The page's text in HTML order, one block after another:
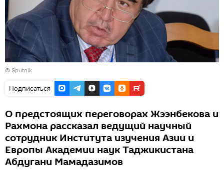
© Sputnik
Подписаться
О предстоящих переговорах Жээнбекова и
Рахмона рассказал ведущий научный
сотрудник Института изучения Азии и
Европы Академии наук Таджикистана
Абдугани Мамадазимов